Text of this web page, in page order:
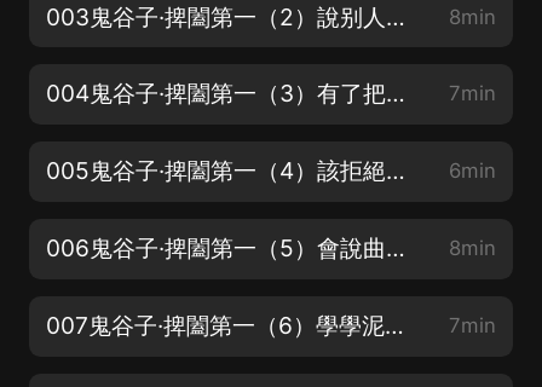
003鬼谷子·捭闔第一（2）說别人想聽的話，聽别人想說的話 8min
004鬼谷子·捭闔第一（3）有了把柄，主動權就是你的 7min
005鬼谷子·捭闔第一（4）該拒絕卻不好拒絕時先緩一緩 6min
006鬼谷子·捭闔第一（5）會說曲話，劉秀委婉含蓄退功臣 8min
007鬼谷子·捭闔第一（6）學學泥魚的本領 7min